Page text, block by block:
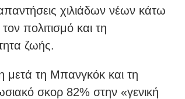
χιλιάδων νέων κάτω
πολιτισμό και τη
ζωής.
μετά τη Μπανγκόκ και τη
σκορ 82% στην «γενική